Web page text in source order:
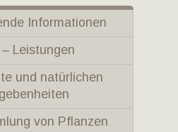
Informationen
– Leistungen
und natürlichen
von Pflanzen